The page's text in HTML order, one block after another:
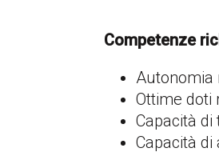
Competenze
Autonomia
Ottime doti
Capacità
Capacità